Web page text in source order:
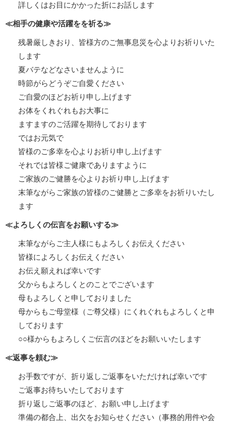
詳しくはお目にかかった折にお話します
≪相手の健康や活躍をを祈る≫
残暑厳しきおり、皆様方のご無事息災を心よりお祈りいた
します
夏バテなどなさいませんように
時節がらどうぞご自愛ください
ご自愛のほどお祈り申し上げます
お体をくれぐれもお大事に
ますますのご活躍を期待しております
ではお元気で
皆様のご多幸を心よりお祈り申し上げます
それでは皆様ご健康でありますように
ご家族のご健勝を心よりお祈り申し上げます
末筆ながらご家族の皆様のご健勝とご多幸をお祈りいたし
ます
≪よろしくの伝言をお願いする≫
末筆ながらご主人様にもよろしくお伝えください
皆様によろしくお伝えください
お伝え願えれば幸いです
父からもよろしくとのことでございます
母もよろしくと申しておりました
母からもご母堂様（ご尊父様）にくれぐれもよろしくと申
しております
○○様からもよろしくご伝言のほどをお願いいたします
≪返事を頼む≫
お手数ですが、折り返しご返事をいただければ幸いです
ご返事お待ちいたしております
折り返しご返事のほど、お願い申し上げます
準備の都合上、出欠をお知らせください（事務的用件や会